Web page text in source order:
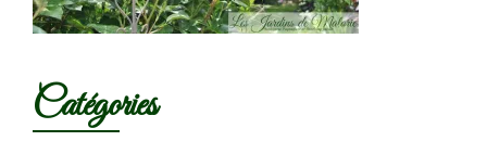
Catégories